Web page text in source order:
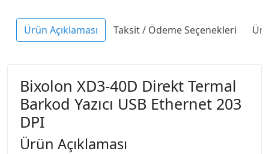
Ürün Açıklaması Taksit / Ödeme Seçenekleri
Bixolon XD3-40D Direkt Termal
Barkod Yazıcı USB Ethernet 203
DPI
Ürün Açıklaması